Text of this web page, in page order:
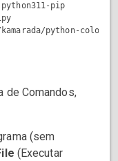
pip
python-
de Comandos,
(sem
(Executar